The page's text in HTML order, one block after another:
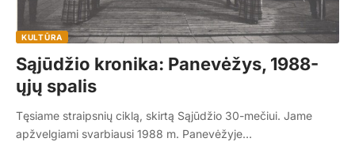
KULTŪRA
Sąjūdžio kronika: Panevėžys, 1988-
ųjų spalis
Tęsiame straipsnių ciklą, skirtą Sąjūdžio 30-mečiui. Jame
apžvelgiami svarbiausi 1988 m. Panevėžyje…